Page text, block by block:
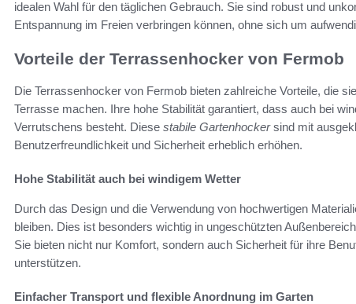
idealen Wahl für den täglichen Gebrauch. Sie sind robust und
Entspannung im Freien verbringen können, ohne sich um
Vorteile der Terrassenhocker von Fermob
Die Terrassenhocker von Fermob bieten zahlreiche Vorteile, die
Terrasse machen. Ihre hohe Stabilität garantiert, dass auch bei
Verrutschens besteht. Diese stabile Gartenhockersind mit
Benutzerfreundlichkeit und Sicherheit erheblich erhöhen.
Hohe Stabilität auch bei windigem Wetter
Durch das Design und die Verwendung von hochwertigen
bleiben. Dies ist besonders wichtig in ungeschützten
Sie bieten nicht nur Komfort, sondern auch Sicherheit für ihre
unterstützen.
Einfacher Transport und flexible Anordnung im Garten